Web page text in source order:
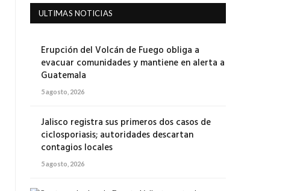
ULTIMAS NOTICIAS
Erupción del Volcán de Fuego obliga a
evacuar comunidades y mantiene en alerta a
Guatemala
5 agosto, 2026
Jalisco registra sus primeros dos casos de
ciclosporiasis; autoridades descartan
contagios locales
5 agosto, 2026